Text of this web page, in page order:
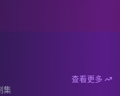
集
查看更多